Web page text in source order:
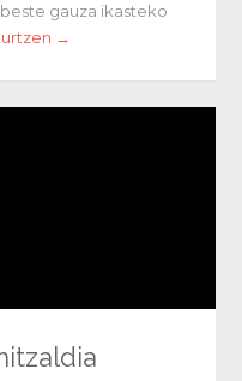
gauza ikasteko
→